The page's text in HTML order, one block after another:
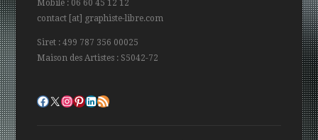
Mobile : 06 60 45 12 12
contact [at] graphiste-libre.com
Siret : 499 787 356 00025
Maison des Artistes : S5042-72
Profil Facebook
Profil Twitter
Profil Instagram
Page Pinterest
Page Linkedin
Flux RSS